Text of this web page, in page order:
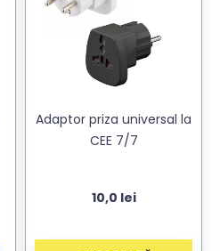
Adaptor priza universal la
CEE 7/7
10,0 lei